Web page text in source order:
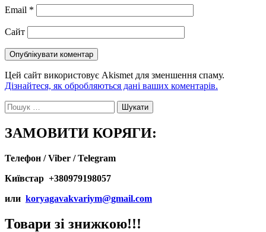
Email *
Сайт
Цей сайт використовує Akismet для зменшення спаму.
Дізнайтеся, як обробляються дані ваших коментарів.
Пошук:
ЗАМОВИТИ КОРЯГИ:
Телефон / Viber / Telegram
Київстар +380979198057
или koryagavakvariym@gmail.com
Товари зі знижкою!!!